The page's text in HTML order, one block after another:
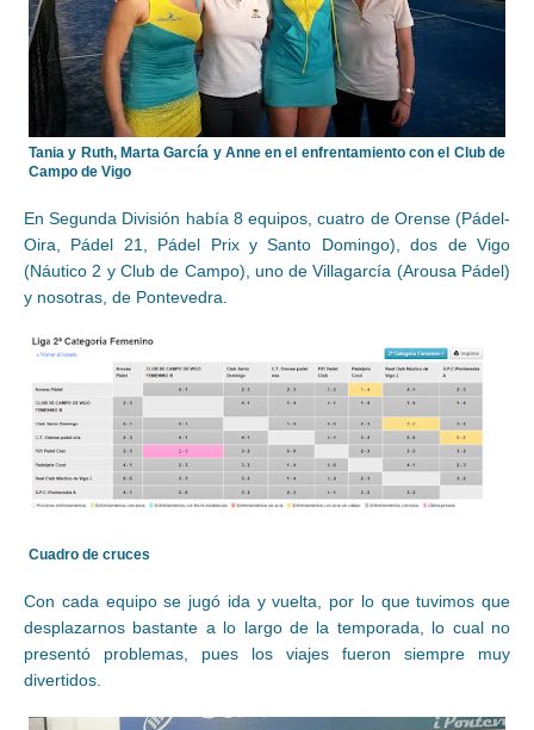
Tania y Ruth, Marta García y Anne en el enfrentamiento con el Club de
Campo de Vigo
En Segunda División había 8 equipos, cuatro de Orense (Pádel-
Oira, Pádel 21, Pádel Prix y Santo Domingo), dos de Vigo
(Náutico 2 y Club de Campo), uno de Villagarcía (Arousa Pádel)
y nosotras, de Pontevedra.
Cuadro de cruces
Con cada equipo se jugó ida y vuelta, por lo que tuvimos que
desplazarnos bastante a lo largo de la temporada, lo cual no
presentó problemas, pues los viajes fueron siempre muy
divertidos.